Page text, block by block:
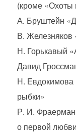
(кроме «Охоты
А. Бруштейн
В. Железняков
Н. Горькавый
Давид
Н. Евдокимова
рыбки»
Р. И. Фраерман
о первой